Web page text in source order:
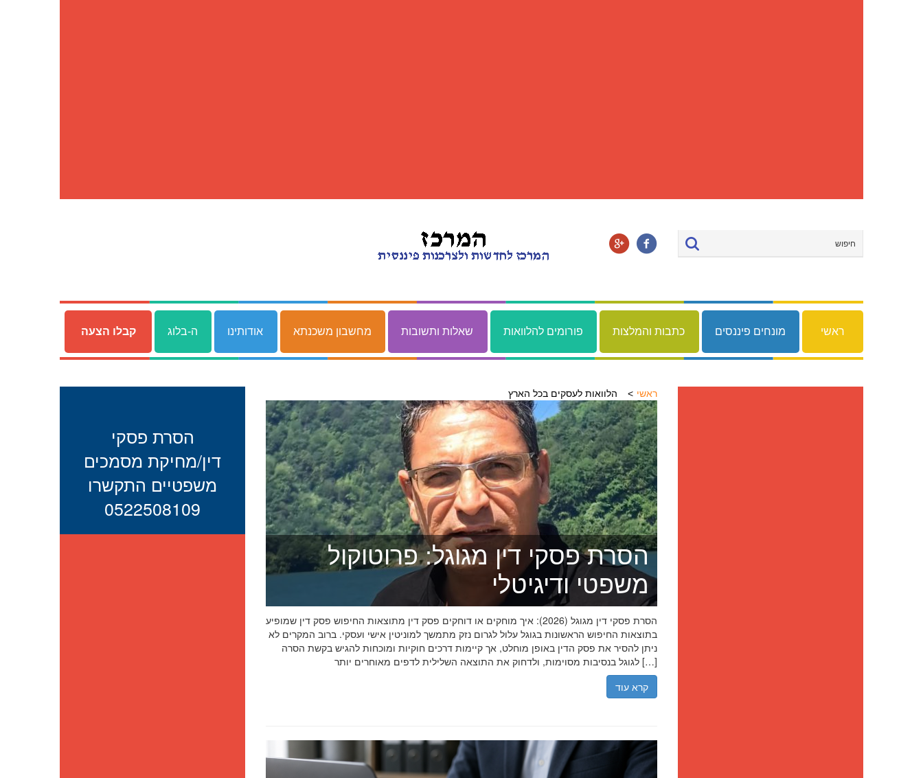
ראשי מונחים פיננסים כתבות והמלצות פורומים להלוואות שאלות ותשובות מחשבון משכנתא אודותינו ה-בלוג קבלו הצעה
ראשי הלוואות לעסקים בכל הארץ
הסרת פסקי דין מגוגל: פרוטוקול
משפטי ודיגיטלי
הסרת פסקי דין מגוגל (2026): איך מוחקים או דוחקים פסק דין מתוצאות החיפוש פסק דין שמופיע
בתוצאות החיפוש הראשונות בגוגל עלול לגרום נזק מתמשך למוניטין אישי ועסקי. ברוב המקרים לא
ניתן להסיר את פסק הדין באופן מוחלט, אך קיימות דרכים חוקיות ומוכחות להגיש בקשת הסרה
לגוגל בנסיבות מסוימות, ולדחוק את התוצאה השלילית לדפים מאוחרים יותר […]
קרא עוד
הסרת פסקי
דין/מחיקת מסמכים
משפטיים התקשרו
0522508109